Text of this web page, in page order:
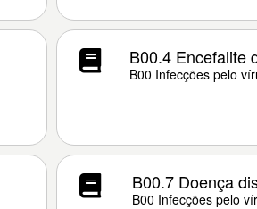
B00.4 Encefalite
B00 Infecções pelo
B00.7 Doença
B00 Infecções pelo